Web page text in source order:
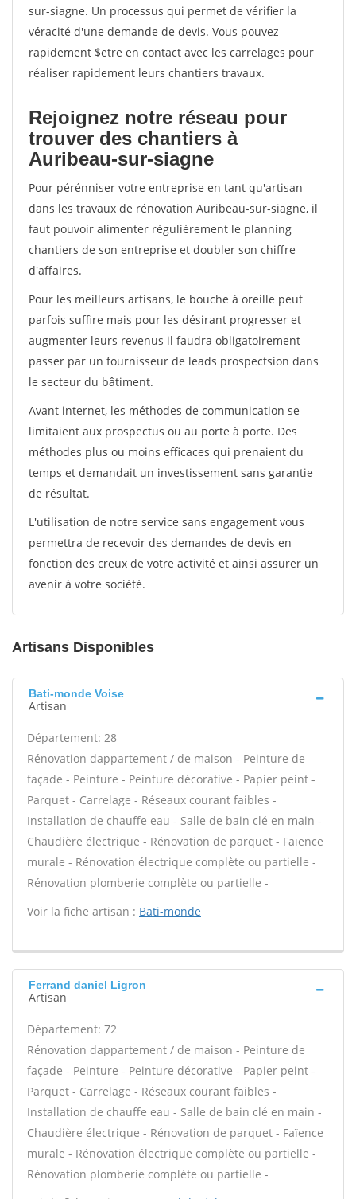
sur-siagne. Un processus qui permet de vérifier la
véracité d'une demande de devis. Vous pouvez
rapidement $etre en contact avec les carrelages pour
réaliser rapidement leurs chantiers travaux.
Rejoignez notre réseau pour
trouver des chantiers à
Auribeau-sur-siagne
Pour pérénniser votre entreprise en tant qu'artisan
dans les travaux de rénovation Auribeau-sur-siagne, il
faut pouvoir alimenter régulièrement le planning
chantiers de son entreprise et doubler son chiffre
d'affaires.
Pour les meilleurs artisans, le bouche à oreille peut
parfois suffire mais pour les désirant progresser et
augmenter leurs revenus il faudra obligatoirement
passer par un fournisseur de leads prospectsion dans
le secteur du bâtiment.
Avant internet, les méthodes de communication se
limitaient aux prospectus ou au porte à porte. Des
méthodes plus ou moins efficaces qui prenaient du
temps et demandait un investissement sans garantie
de résultat.
L'utilisation de notre service sans engagement vous
permettra de recevoir des demandes de devis en
fonction des creux de votre activité et ainsi assurer un
avenir à votre société.
Artisans Disponibles
Bati-monde Voise
Artisan
Département: 28
Rénovation dappartement / de maison - Peinture de
façade - Peinture - Peinture décorative - Papier peint -
Parquet - Carrelage - Réseaux courant faibles -
Installation de chauffe eau - Salle de bain clé en main -
Chaudière électrique - Rénovation de parquet - Faïence
murale - Rénovation électrique complète ou partielle -
Rénovation plomberie complète ou partielle -
Voir la fiche artisan : Bati-monde
Ferrand daniel Ligron
Artisan
Département: 72
Rénovation dappartement / de maison - Peinture de
façade - Peinture - Peinture décorative - Papier peint -
Parquet - Carrelage - Réseaux courant faibles -
Installation de chauffe eau - Salle de bain clé en main -
Chaudière électrique - Rénovation de parquet - Faïence
murale - Rénovation électrique complète ou partielle -
Rénovation plomberie complète ou partielle -